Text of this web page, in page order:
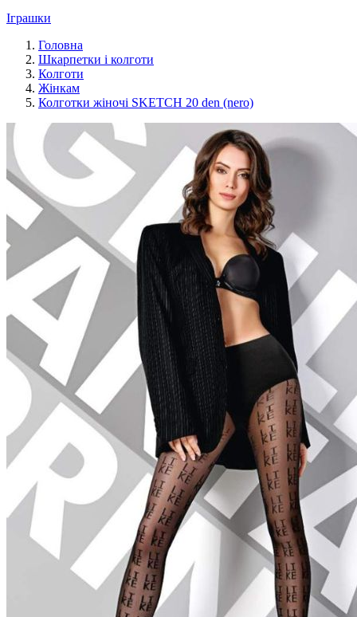
Іграшки
Головна
Шкарпетки і колготи
Колготи
Жінкам
Колготки жіночі SKETCH 20 den (nero)